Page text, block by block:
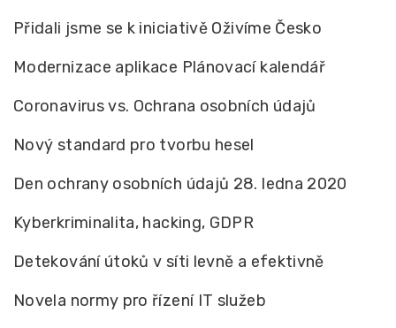
Přidali jsme se k iniciativě Oživíme Česko
Modernizace aplikace Plánovací kalendář
Coronavirus vs. Ochrana osobních údajů
Nový standard pro tvorbu hesel
Den ochrany osobních údajů 28. ledna 2020
Kyberkriminalita, hacking, GDPR
Detekování útoků v síti levně a efektivně
Novela normy pro řízení IT služeb